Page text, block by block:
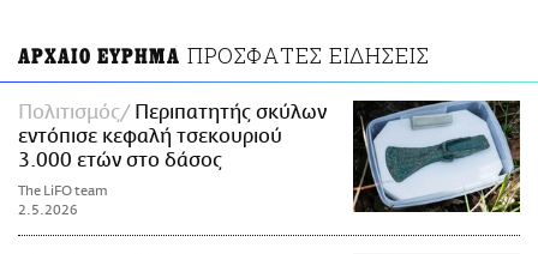
ΑΡΧΑΙΟ ΕΥΡΗΜΑ ΠΡΟΣΦΑΤΕΣ ΕΙΔΗΣΕΙΣ
Πολιτισμός
Περιπατητής σκύλων
εντόπισε κεφαλή τσεκουριού
3.000 ετών στο δάσος
The LiFO team
2.5.2026